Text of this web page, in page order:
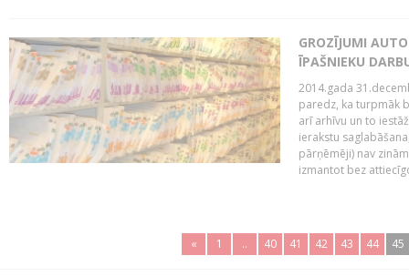
GROZĪJUMI
ĪPAŠNIEKU
2014.gada
paredz, ka turpmāk
arī arhīvu un to
ierakstu
pārņēmēji) nav
izmantot bez
« 1 .. 40 41 42 43 44 45